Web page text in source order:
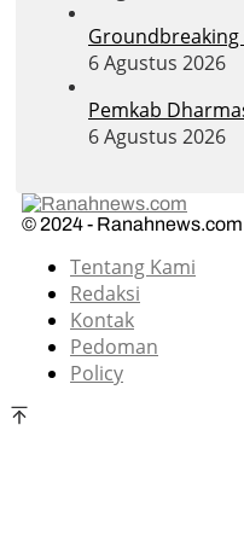
Groundbreaking
6 Agustus 2026
Pemkab
6 Agustus 2026
© 2024 -
Tentang Kami
Redaksi
Kontak
Pedoman
Policy